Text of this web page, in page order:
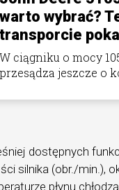
wybrać?
ciągniku o mocy
jeszcze o
dostępnych
silnika (obr./min.),
płynu